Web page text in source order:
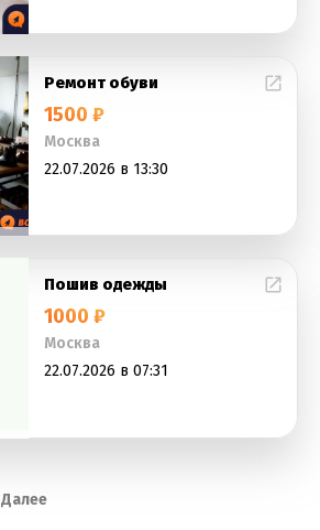
Ремонт обуви
1500 ₽
Москва
22.07.2026 в 13:30
Пошив одежды
1000 ₽
Москва
22.07.2026 в 07:31
Далее